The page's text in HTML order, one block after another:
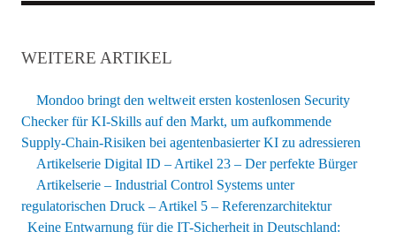
WEITERE ARTIKEL
Mondoo bringt den weltweit ersten kostenlosen Security
Checker für KI-Skills auf den Markt, um aufkommende
Supply-Chain-Risiken bei agentenbasierter KI zu adressieren
Artikelserie Digital ID – Artikel 23 – Der perfekte Bürger
Artikelserie – Industrial Control Systems unter
regulatorischen Druck – Artikel 5 – Referenzarchitektur
Keine Entwarnung für die IT-Sicherheit in Deutschland: